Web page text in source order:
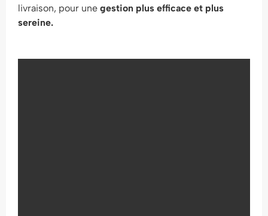
livraison, pour une gestion plus efficace et plus
sereine.